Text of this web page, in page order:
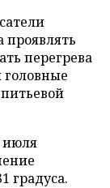
проявлять
перегрева
головные
июля
градуса.